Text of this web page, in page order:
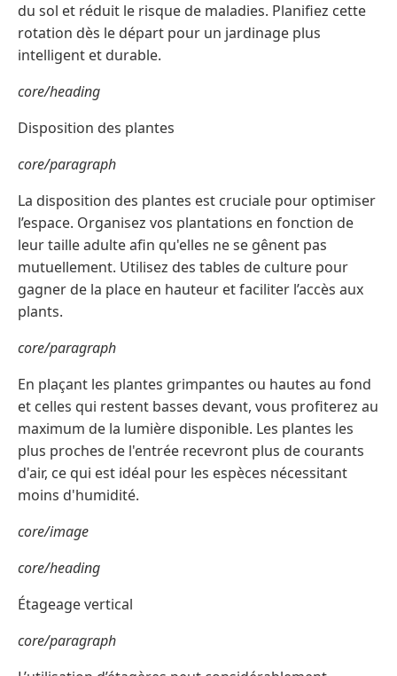
du sol et réduit le risque de maladies. Planifiez cette
rotation dès le départ pour un jardinage plus
intelligent et durable.
core/heading
Disposition des plantes
core/paragraph
La disposition des plantes est cruciale pour optimiser
l’espace. Organisez vos plantations en fonction de
leur taille adulte afin qu'elles ne se gênent pas
mutuellement. Utilisez des tables de culture pour
gagner de la place en hauteur et faciliter l’accès aux
plants.
core/paragraph
En plaçant les plantes grimpantes ou hautes au fond
et celles qui restent basses devant, vous profiterez au
maximum de la lumière disponible. Les plantes les
plus proches de l'entrée recevront plus de courants
d'air, ce qui est idéal pour les espèces nécessitant
moins d'humidité.
core/image
core/heading
Étageage vertical
core/paragraph